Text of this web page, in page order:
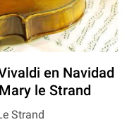
en Navidad
le Strand
Strand